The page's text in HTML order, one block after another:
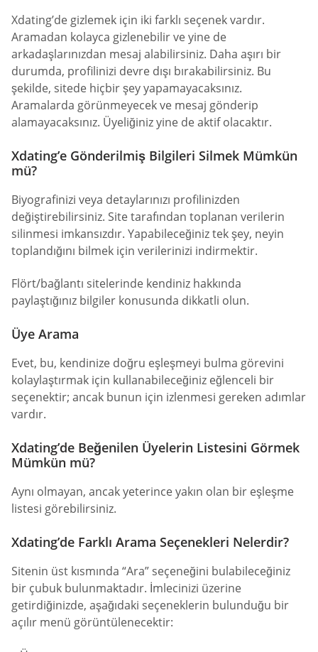
Xdating’de gizlemek için iki farklı seçenek vardır.
Aramadan kolayca gizlenebilir ve yine de
arkadaşlarınızdan mesaj alabilirsiniz. Daha aşırı bir
durumda, profilinizi devre dışı bırakabilirsiniz. Bu
şekilde, sitede hiçbir şey yapamayacaksınız.
Aramalarda görünmeyecek ve mesaj gönderip
alamayacaksınız. Üyeliğiniz yine de aktif olacaktır.
Xdating’e Gönderilmiş Bilgileri Silmek Mümkün
mü?
Biyografinizi veya detaylarınızı profilinizden
değiştirebilirsiniz. Site tarafından toplanan verilerin
silinmesi imkansızdır. Yapabileceğiniz tek şey, neyin
toplandığını bilmek için verilerinizi indirmektir.
Flört/bağlantı sitelerinde kendiniz hakkında
paylaştığınız bilgiler konusunda dikkatli olun.
Üye Arama
Evet, bu, kendinize doğru eşleşmeyi bulma görevini
kolaylaştırmak için kullanabileceğiniz eğlenceli bir
seçenektir; ancak bunun için izlenmesi gereken adımlar
vardır.
Xdating’de Beğenilen Üyelerin Listesini Görmek
Mümkün mü?
Aynı olmayan, ancak yeterince yakın olan bir eşleşme
listesi görebilirsiniz.
Xdating’de Farklı Arama Seçenekleri Nelerdir?
Sitenin üst kısmında “Ara” seçeneğini bulabileceğiniz
bir çubuk bulunmaktadır. İmlecinizi üzerine
getirdiğinizde, aşağıdaki seçeneklerin bulunduğu bir
açılır menü görüntülenecektir: